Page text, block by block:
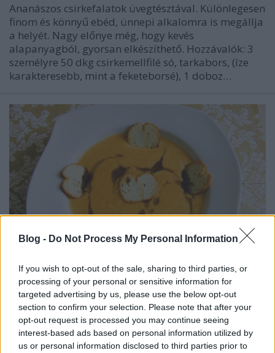
Blog - Do Not Process My Personal Information
If you wish to opt-out of the sale, sharing to third parties, or
processing of your personal or sensitive information for
targeted advertising by us, please use the below opt-out
section to confirm your selection. Please note that after your
opt-out request is processed you may continue seeing
interest-based ads based on personal information utilized by
us or personal information disclosed to third parties prior to
Ananászos csirkefalatok üvegtésztával. Különlegesen
finom és könnyű ebéd, ünnepi alkalomra is megállja
a helyét. Nagy előnye még, hogy kevés
alapanyagból, gyorsan elkészíthető. Hozzávalók: 3
személyre 50 dkg csirkemellfilé só, tarkabors, (íze
karakteresebb, mint a feketeborsé), 1 doboz…
Sütőtök krémleves hidegen sajtolt
tökmagolajjal.
Takács Gyuláné Erzsike•2023. október 15.